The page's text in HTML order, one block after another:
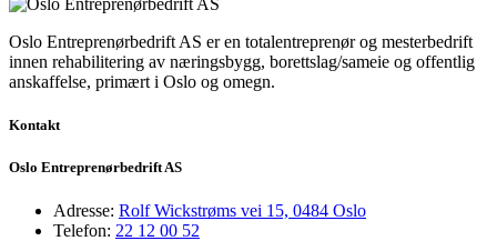
Oslo Entreprenørbedrift AS er en totalentreprenør og mesterbedrift
innen rehabilitering av næringsbygg, borettslag/sameie og offentlig
anskaffelse, primært i Oslo og omegn.
Kontakt
Oslo Entreprenørbedrift AS
Adresse: Rolf Wickstrøms vei 15, 0484 Oslo
Telefon: 22 12 00 52